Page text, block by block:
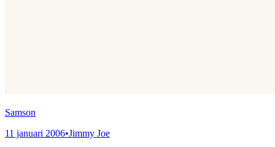
Samson
11 januari 2006•Jimmy Joe